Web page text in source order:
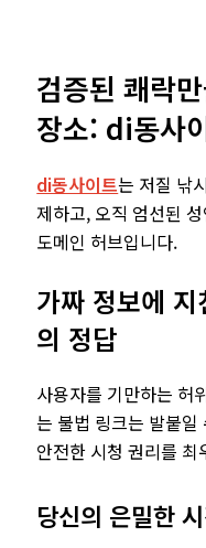
검증된 쾌락
장소: di동사
di동사이트는 저질 낚
제하고, 오직 엄선된
도메인 허브입니다.
가짜 정보에
의 정답
사용자를 기만하는 허
는 불법 링크는 발붙
안전한 시청 권리를
당신의 은밀한